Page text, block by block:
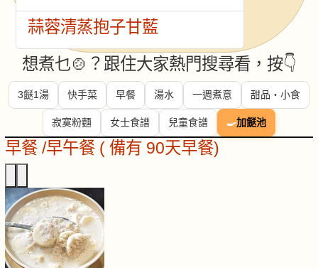
蒜蓉清蒸抱子甘藍
想煮乜🍲？跟住大家熱門搜尋看，按👇
3餸1湯 快手菜 早餐 湯水 一週煮意 甜品・小食
寂寞粉麵 女士食譜 兒童食譜 🍳加餸池
早餐 /早午餐 ( 備有 90天早餐)